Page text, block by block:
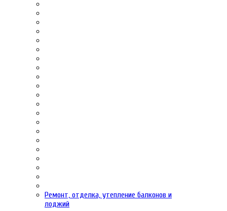
Ремонт, отделка, утепление балконов и
лоджий